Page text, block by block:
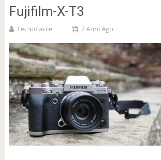
Fujifilm-X-T3
TecnoFacile 7 Anni Ago